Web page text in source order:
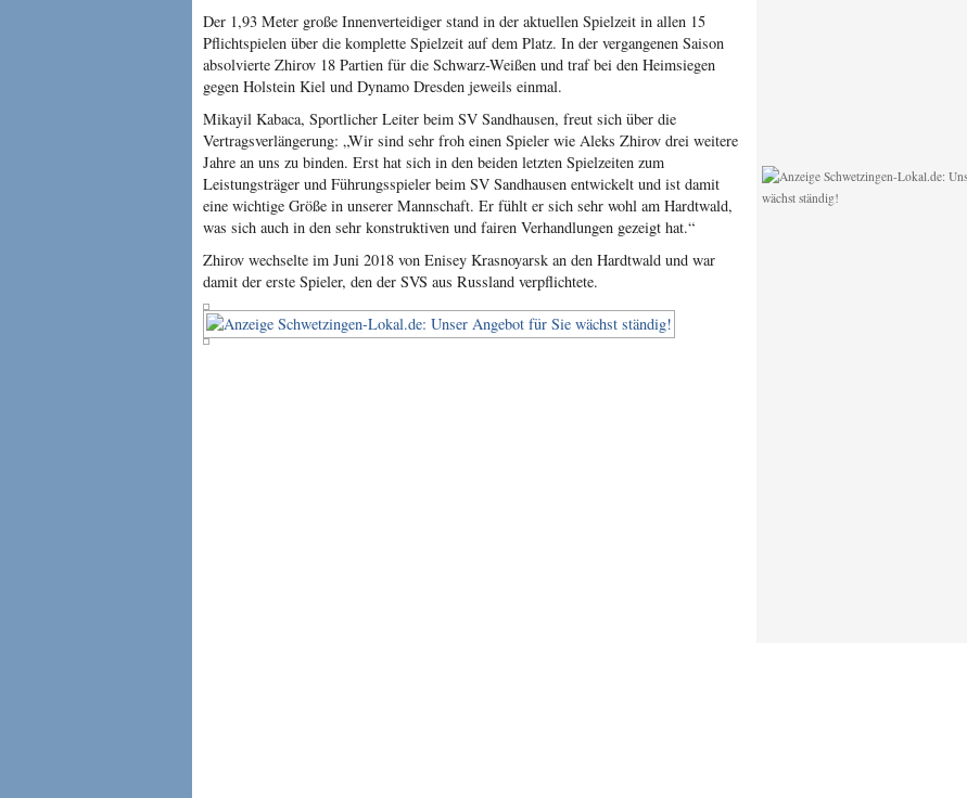
Der 1,93 Meter große Innenverteidiger stand in der aktuellen Spielzeit in allen 15
Pflichtspielen über die komplette Spielzeit auf dem Platz. In der vergangenen Saison
absolvierte Zhirov 18 Partien für die Schwarz-Weißen und traf bei den Heimsiegen
gegen Holstein Kiel und Dynamo Dresden jeweils einmal.
Mikayil Kabaca, Sportlicher Leiter beim SV Sandhausen, freut sich über die
Vertragsverlängerung: „Wir sind sehr froh einen Spieler wie Aleks Zhirov drei weitere
Jahre an uns zu binden. Erst hat sich in den beiden letzten Spielzeiten zum
Leistungsträger und Führungsspieler beim SV Sandhausen entwickelt und ist damit
eine wichtige Größe in unserer Mannschaft. Er fühlt er sich sehr wohl am Hardtwald,
was sich auch in den sehr konstruktiven und fairen Verhandlungen gezeigt hat.“
Zhirov wechselte im Juni 2018 von Enisey Krasnoyarsk an den Hardtwald und war
damit der erste Spieler, den der SVS aus Russland verpflichtete.